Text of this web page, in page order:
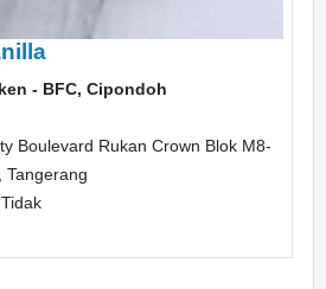
- BFC, Cipondoh
Boulevard Rukan Crown Blok M8-
Tangerang